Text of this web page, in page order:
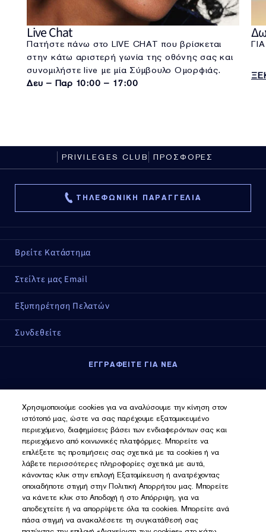
Live Chat
Πατήστε πάνω στο LIVE CHAT που βρίσκεται
στην κάτω αριστερή γωνία της οθόνης σας και
συνομιλήστε live με μία Σύμβουλο Ομορφιάς.
Δευ – Παρ 10:00 – 17:00
PRIVILEGES CLUB ΠΡΟΣΦΟΡΕΣ
ΤΗΛΕΦΩΝΙΚΗ ΠΑΡΑΓΓΕΛΙΑ
Βρείτε Κατάστημα
Στείλτε μας Email
Εξυπηρέτηση Πελατών
Συνδεθείτε
ΕΓΓΡΑΦΕΙΤΕ ΓΙΑ ΝΕΑ
Χρησιμοποιούμε cookies για να αναλύσουμε την κίνηση στον
ιστότοπό μας, ώστε να σας παρέχουμε εξατομικευμένο
περιεχόμενο, διαφημίσεις βάσει των ενδιαφερόντων σας και
περιεχόμενο από κοινωνικές πλατφόρμες. Μπορείτε να
επιλέξετε τις προτιμήσεις σας σχετικά με τα cookies ή να
λάβετε περισσότερες πληροφορίες σχετικά με αυτά,
κάνοντας κλικ στην επιλογή Εξατομίκευση ή ανατρέχοντας
οποιαδήποτε στιγμή στην Πολιτική Απορρήτου μας. Μπορείτε
να κάνετε κλικ στο Αποδοχή ή στο Απόρριψη, για να
αποδεχτείτε ή να απορρίψετε όλα τα cookies. Μπορείτε ανά
πάσα στιγμή να ανακαλέσετε τη συγκατάθεσή σας